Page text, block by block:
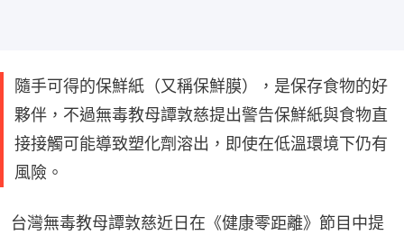
隨手可得的保鮮紙（又稱保鮮膜），是保存食物的好
夥伴，不過無毒教母譚敦慈提出警告保鮮紙與食物直
接接觸可能導致塑化劑溶出，即使在低溫環境下仍有
風險。
台灣無毒教母譚敦慈近日在《健康零距離》節目中提